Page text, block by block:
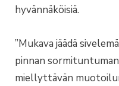
hyvännäköisiä.
”Mukava jäädä
pinnan sormituntuman
miellyttävän